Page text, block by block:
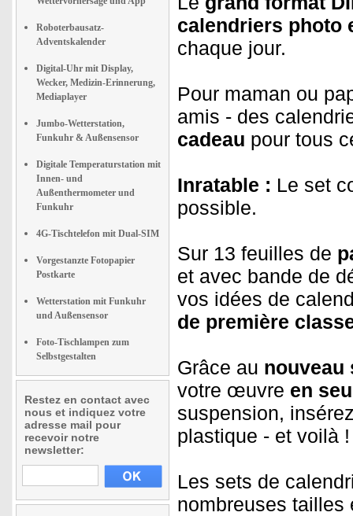
Roboterbausatz-
Adventskalender
Digital-Uhr mit Display,
Wecker, Medizin-Erinnerung,
Mediaplayer
Jumbo-Wetterstation,
Funkuhr & Außensensor
Digitale Temperaturstation mit
Innen- und
Außenthermometer und
Funkuhr
4G-Tischtelefon mit Dual-SIM
Vorgestanzte Fotopapier
Postkarte
Wetterstation mit Funkuhr
und Außensensor
Foto-Tischlampen zum
Selbstgestalten
Restez en contact avec
nous et indiquez votre
adresse mail pour
recevoir notre
newsletter:
calendriers photo
chaque jour.
Pour maman ou
amis - des
cadeau pour tous
Inratable : Le set
possible.
Sur 13 feuilles de
et avec bande de
vos idées de
de première
Grâce au nouveau
votre œuvre en
suspension,
plastique - et voilà !
Les sets de
nombreuses tailles